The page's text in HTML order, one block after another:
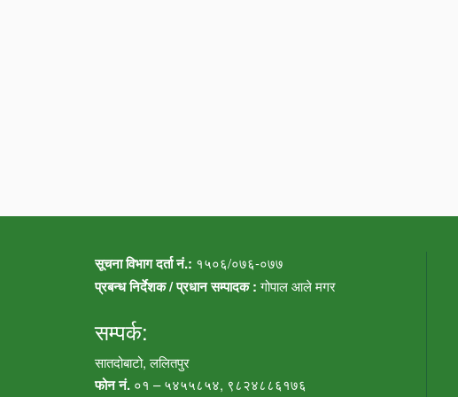
सूचना विभाग दर्ता नं.: १५०६/०७६-०७७
प्रबन्ध निर्देशक / प्रधान सम्पादक :गोपाल आले मगर
सम्पर्क:
सातदोबाटो, ललितपुर
फोन नं. ०१ – ५४५५८५४, ९८२४८८६१७६